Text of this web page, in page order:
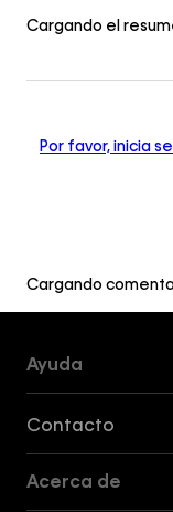
Cargando el
Por favor, inicia
Cargando
Ayuda
Contacto
Acerca de